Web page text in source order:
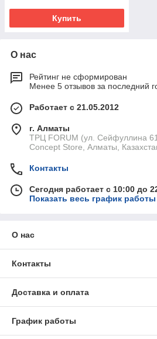
Купить
О нас
Рейтинг не сформирован
Менее 5 отзывов за последний
Работает с 21.05.2012
г. Алматы
ТРЦ FORUM (ул. Сейфуллина
Concept Store, Алматы,
Контакты
Сегодня работает с 10:00 до
Показать весь график работы
О нас
Контакты
Доставка и оплата
График работы